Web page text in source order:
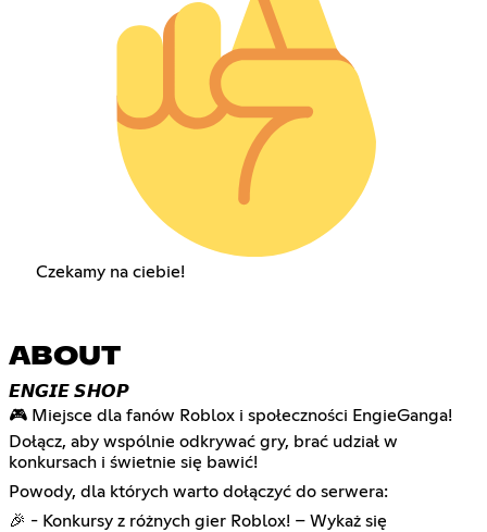
Czekamy na ciebie!
ABOUT
𝙀𝙉𝙂𝙄𝙀 𝙎𝙃𝙊𝙋
🎮 Miejsce dla fanów Roblox i społeczności EngieGanga!
Dołącz, aby wspólnie odkrywać gry, brać udział w
konkursach i świetnie się bawić!
Powody, dla których warto dołączyć do serwera:
🎉 - Konkursy z różnych gier Roblox! – Wykaż się